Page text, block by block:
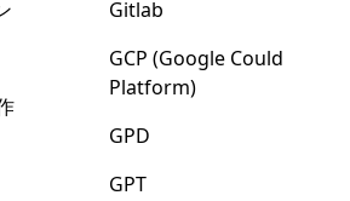
Gitlab
GCP (Google Could
Platform)
GPD
GPT